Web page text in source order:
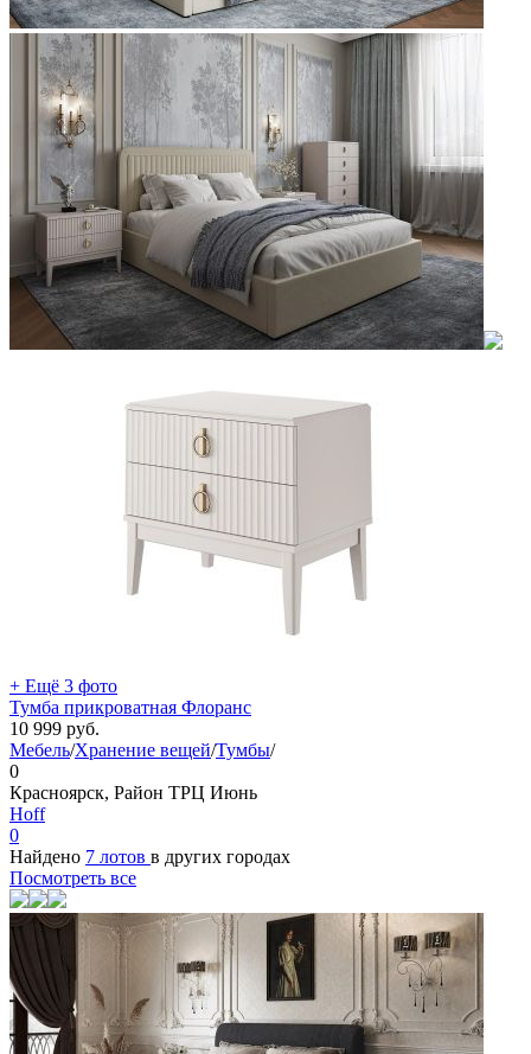
+ Ещё 3 фото
Тумба прикроватная Флоранс
10 999 руб.
Мебель/Хранение вещей/Тумбы/
0
Красноярск, Район ТРЦ Июнь
Hoff
0
Найдено 7 лотов в других городах
Посмотреть все